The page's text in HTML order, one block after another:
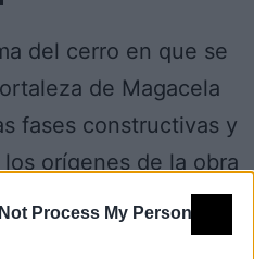
Process My Personal
del cerro en que se
de Magacela
fases constructivas y
orígenes de la obra
íberos hicieron frente
de sus muros